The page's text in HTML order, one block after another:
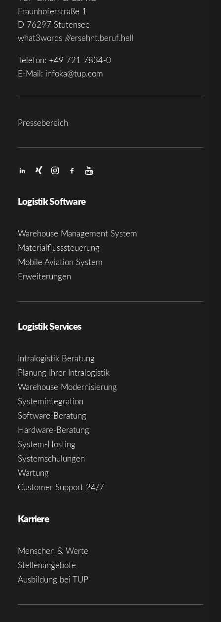
Fraunhoferstraße 1
D 76297 Stutensee
what3words ///ersehnt.beruf.hell
Telefon: +49 721 7834-0
E-Mail: infoka@tup.com
Pressebereich
Logistik Software
Warehouse Management System
Materialflusssteuerung
Mobile Aviation System
Erweiterungen
Logistik Services
Intralogistik Beratung
Planung Ihrer Intralogistik
Warehouse Modernisierung
Systemintegration
Software-Beratung
Hardware-Beratung
System-Hosting
Systemschulungen
Wartung
Customer Support 24/7
Karriere
Menschen & Werte
Stellenangebote
Ausbildung bei TUP